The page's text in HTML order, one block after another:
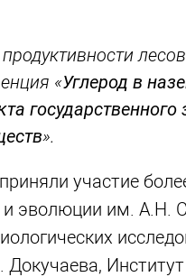
«Углерод в
государственного
».
участие
и эволюции им. А.Н.
Институт